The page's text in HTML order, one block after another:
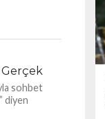
Gerçek
sohbet
diyen